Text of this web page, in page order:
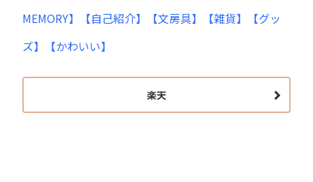
MEMORY】【自己紹介】【文房具】【雑貨】【グッ
ズ】【かわいい】
楽天